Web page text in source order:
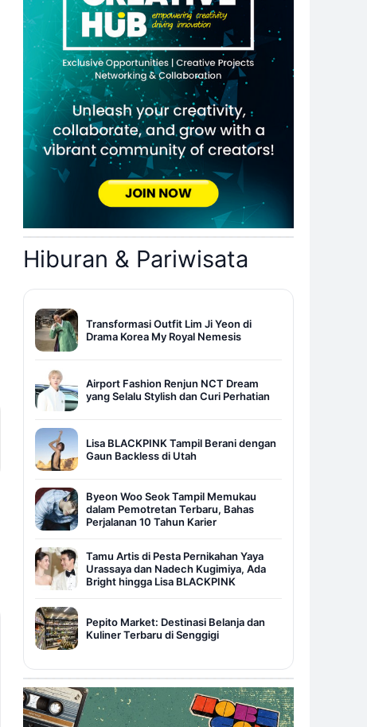
Hiburan & Pariwisata
Transformasi Outfit Lim Ji Yeon di
Drama Korea My Royal Nemesis
Airport Fashion Renjun NCT Dream
yang Selalu Stylish dan Curi Perhatian
Lisa BLACKPINK Tampil Berani dengan
Gaun Backless di Utah
Byeon Woo Seok Tampil Memukau
dalam Pemotretan Terbaru, Bahas
Perjalanan 10 Tahun Karier
Tamu Artis di Pesta Pernikahan Yaya
Urassaya dan Nadech Kugimiya, Ada
Bright hingga Lisa BLACKPINK
Pepito Market: Destinasi Belanja dan
Kuliner Terbaru di Senggigi